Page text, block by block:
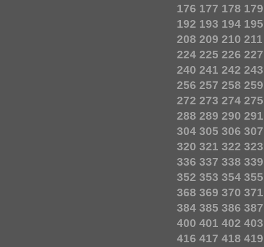
176 177 178 179
192 193 194 195
208 209 210 211
224 225 226 227
240 241 242 243
256 257 258 259
272 273 274 275
288 289 290 291
304 305 306 307
320 321 322 323
336 337 338 339
352 353 354 355
368 369 370 371
384 385 386 387
400 401 402 403
416 417 418 419